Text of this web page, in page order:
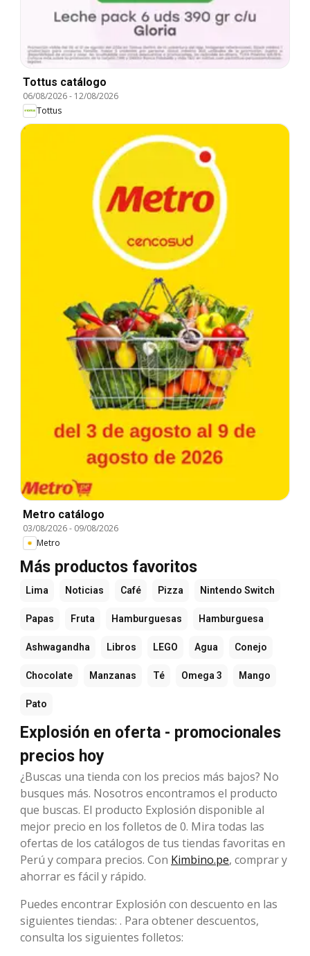
Tottus catálogo
06/08/2026- 12/08/2026
Tottus
Metro catálogo
03/08/2026- 09/08/2026
Metro
Más productos favoritos
Lima Noticias Café Pizza Nintendo Switch
Papas Fruta Hamburguesas Hamburguesa
Ashwagandha Libros LEGO Agua Conejo
Chocolate Manzanas Té Omega 3 Mango
Pato
Explosión en oferta - promocionales
precios hoy
¿Buscas una tienda con los precios más bajos? No
busques más. Nosotros encontramos el producto
que buscas. El producto Explosión disponible al
mejor precio en los folletos de 0. Mira todas las
ofertas de los catálogos de tus tiendas favoritas en
Perú y compara precios. Con Kimbino.pe, comprar y
ahorrar es fácil y rápido.
Puedes encontrar Explosión con descuento en las
siguientes tiendas: . Para obtener descuentos,
consulta los siguientes folletos: